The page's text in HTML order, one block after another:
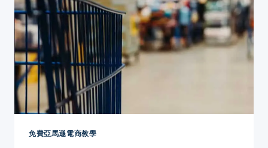
手
必
看
手
十
大
經
典
錯
誤
(三)
抄
商
免費亞馬遜電商教學